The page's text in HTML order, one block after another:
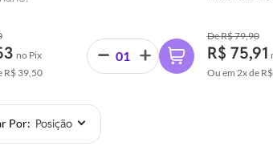
no Pix
R$ 39,50
juvenil,
R$ 79,90
R$ 75,91
Ou em 2xde
Por